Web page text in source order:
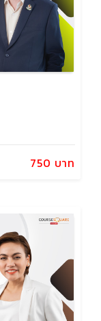
750 บาท